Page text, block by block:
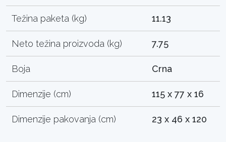
Težina paketa (kg) 11.13
Neto težina proizvoda (kg) 7.75
Boja Crna
Dimenzije (cm) 115 x 77 x 16
Dimenzije pakovanja (cm) 23 x 46 x 120